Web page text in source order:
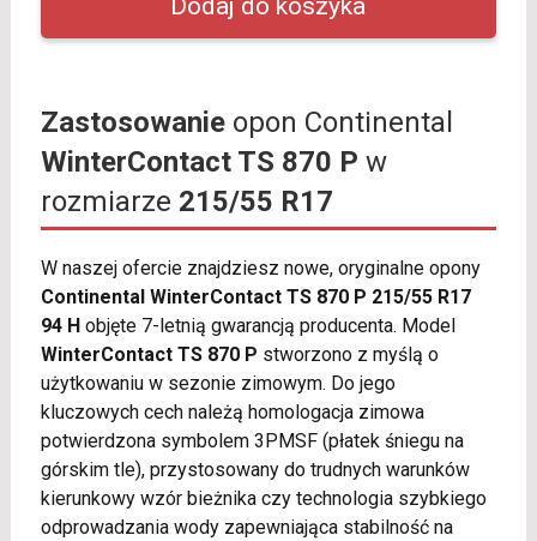
Zastosowanieopon Continental
WinterContact TS 870 P w
rozmiarze 215/55 R17
W naszej ofercie znajdziesz nowe, oryginalne opony
Continental WinterContact TS 870 P 215/55 R17
94 Hobjęte 7-letnią gwarancją producenta. Model
WinterContact TS 870 P stworzono z myślą o
użytkowaniu w sezonie zimowym. Do jego
kluczowych cech należą homologacja zimowa
potwierdzona symbolem 3PMSF (płatek śniegu na
górskim tle), przystosowany do trudnych warunków
kierunkowy wzór bieżnika czy technologia szybkiego
odprowadzania wody zapewniająca stabilność na